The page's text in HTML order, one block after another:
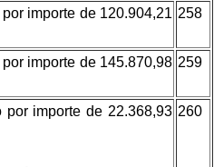
importe de 120.904,21 258
importe de 145.870,98 259
por importe de 22.368,93 260